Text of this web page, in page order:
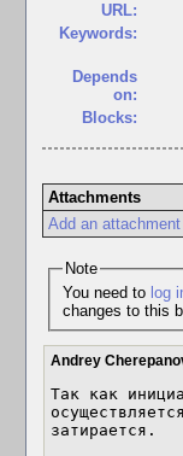
URL:
Keywords:
Depends
on:
Blocks:
Attachments
Add an attachment
Note
You need to log
changes to this
Andrey
Так как
затирается.